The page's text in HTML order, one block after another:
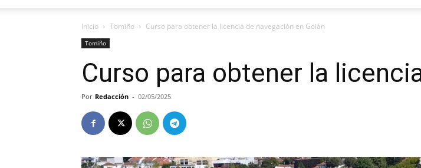
Inicio Tomiño Curso para obtener la licencia de navegación en Goián
Tomiño
Curso para obtener la
Por Redacción - 02/05/2025